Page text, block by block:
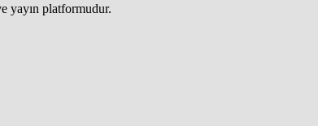
yayın platformudur.